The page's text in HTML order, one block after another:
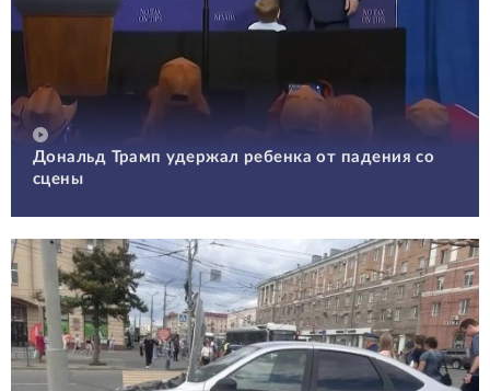
Дональд Трамп удержал ребенка от падения со
сцены